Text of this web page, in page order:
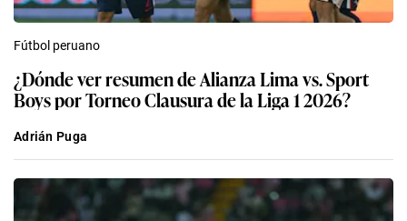
Fútbol peruano
¿Dónde ver resumen de Alianza Lima vs. Sport
Boys por Torneo Clausura de la Liga 1 2026?
Adrián Puga